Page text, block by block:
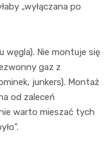
„wyłączana po
węgla). Nie montuje się
gaz z
junkers). Montaż
od zaleceń
warto mieszać tych